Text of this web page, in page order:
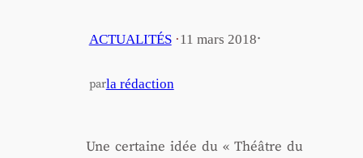
ACTUALITÉS·11 mars 2018·
parla rédaction
Une cer­taine idée du « Théâtre du